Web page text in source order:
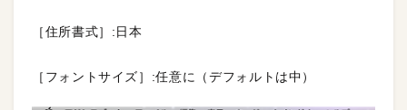
［住所書式］:日本
［フォントサイズ］:任意に（デフォルトは中）